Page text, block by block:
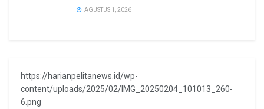
AGUSTUS 1, 2026
https://harianpelitanews.id/wp-
content/uploads/2025/02/IMG_20250204_101013_260-
6.png